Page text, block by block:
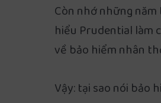
Còn nhớ những
hiểu Prudential làm
về bảo hiểm nhân
Vậy: tại sao nói bảo